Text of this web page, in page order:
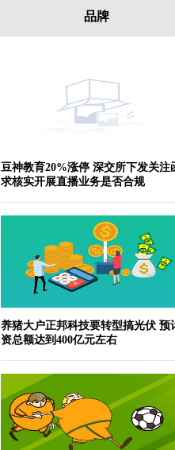
品牌
豆神教育20%涨停 深交所下发关注
求核实开展直播业务是否合规
养猪大户正邦科技要转型搞光伏 预
资总额达到400亿元左右